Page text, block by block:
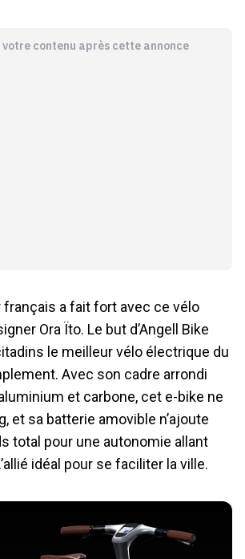
votre contenu après cette annonce
a fait fort avec ce vélo
Ora Ïto. Le but d’Angell Bike
le meilleur vélo électrique du
Avec son cadre arrondi
et carbone, cet e-bike ne
et sa batterie amovible n’ajoute
total pour une autonomie allant
idéal pour se faciliter la ville.